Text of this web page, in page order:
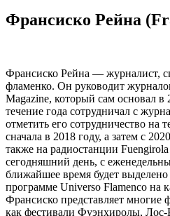
Франсиско Рейна
Франсиско Рейна — журналист,
фламенко. Он руководит
Magazine, который сам основал в
течение года сотрудничал с
отметить его сотрудничество на
сначала в 2018 году, а затем с
также на радиостанции
сегодняшний день, с
ближайшее время будет
программе Universo Flamenco на
Франсиско представляет многие
как фестивали Фуэнхиролы, Лос-